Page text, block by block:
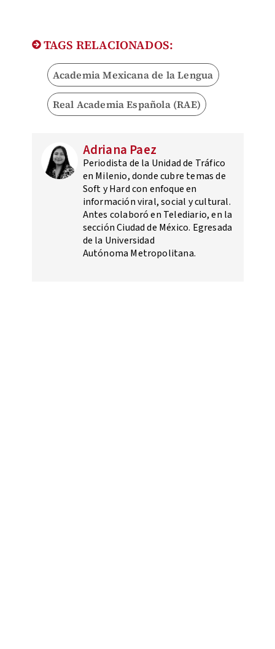
TAGS RELACIONADOS:
Academia Mexicana de la Lengua
Real Academia Española (RAE)
Adriana Paez
Periodista de la Unidad de Tráfico
en Milenio, donde cubre temas de
Soft y Hard con enfoque en
información viral, social y cultural.
Antes colaboró en Telediario, en la
sección Ciudad de México. Egresada
de la Universidad
Autónoma Metropolitana.